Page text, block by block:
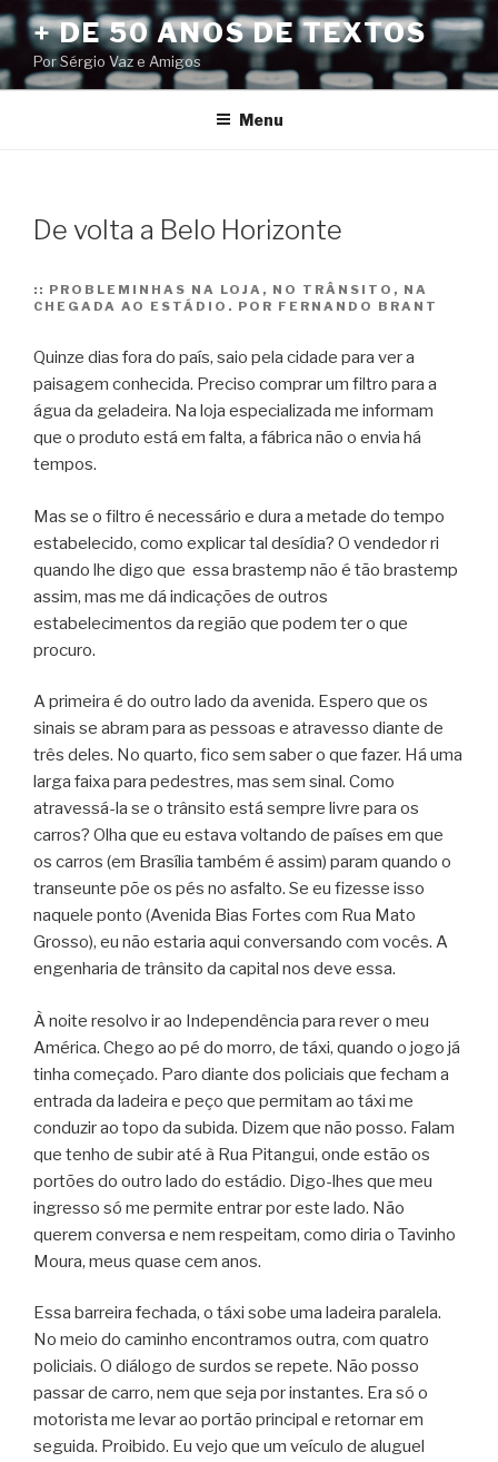
Pular
para
o
conteúdo
+ DE 50 ANOS DE TEXTOS
Por Sérgio Vaz e Amigos
Menu
De volta a Belo Horizonte
:: PROBLEMINHAS NA LOJA, NO TRÂNSITO, NA
CHEGADA AO ESTÁDIO. POR FERNANDO BRANT
Quinze dias fora do país, saio pela cidade para ver a
paisagem conhecida. Preciso comprar um filtro para a
água da geladeira. Na loja especializada me informam
que o produto está em falta, a fábrica não o envia há
tempos.
Mas se o filtro é necessário e dura a metade do tempo
estabelecido, como explicar tal desídia? O vendedor ri
quando lhe digo que essa brastemp não é tão brastemp
assim, mas me dá indicações de outros
estabelecimentos da região que podem ter o que
procuro.
A primeira é do outro lado da avenida. Espero que os
sinais se abram para as pessoas e atravesso diante de
três deles. No quarto, fico sem saber o que fazer. Há uma
larga faixa para pedestres, mas sem sinal. Como
atravessá-la se o trânsito está sempre livre para os
carros? Olha que eu estava voltando de países em que
os carros (em Brasília também é assim) param quando o
transeunte põe os pés no asfalto. Se eu fizesse isso
naquele ponto (Avenida Bias Fortes com Rua Mato
Grosso), eu não estaria aqui conversando com vocês. A
engenharia de trânsito da capital nos deve essa.
À noite resolvo ir ao Independência para rever o meu
América. Chego ao pé do morro, de táxi, quando o jogo já
tinha começado. Paro diante dos policiais que fecham a
entrada da ladeira e peço que permitam ao táxi me
conduzir ao topo da subida. Dizem que não posso. Falam
que tenho de subir até à Rua Pitangui, onde estão os
portões do outro lado do estádio. Digo-lhes que meu
ingresso só me permite entrar por este lado. Não
querem conversa e nem respeitam, como diria o Tavinho
Moura, meus quase cem anos.
Essa barreira fechada, o táxi sobe uma ladeira paralela.
No meio do caminho encontramos outra, com quatro
policiais. O diálogo de surdos se repete. Não posso
passar de carro, nem que seja por instantes. Era só o
motorista me levar ao portão principal e retornar em
seguida. Proibido. Eu vejo que um veículo de aluguel